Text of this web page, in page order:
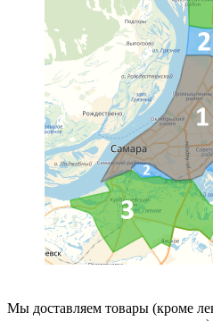
Мы доставляем товары (кроме